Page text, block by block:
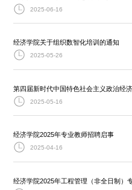
2025-06-16
经济学院关于组织数智化培训的通知
2025-05-26
第四届新时代中国特色社会主义政治经
2025-05-16
经济学院2025年专业教师招聘启事
2025-04-16
经济学院2025年工程管理（非全日制）